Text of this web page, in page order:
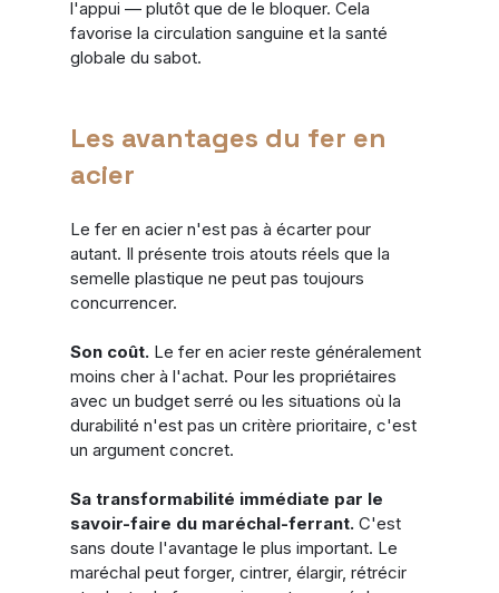
l'appui — plutôt que de le bloquer. Cela
favorise la circulation sanguine et la santé
globale du sabot.
Les avantages du fer en
acier
Le fer en acier n'est pas à écarter pour
autant. Il présente trois atouts réels que la
semelle plastique ne peut pas toujours
concurrencer.
Son coût. Le fer en acier reste généralement
moins cher à l'achat. Pour les propriétaires
avec un budget serré ou les situations où la
durabilité n'est pas un critère prioritaire, c'est
un argument concret.
Sa transformabilité immédiate par le
savoir-faire du maréchal-ferrant. C'est
sans doute l'avantage le plus important. Le
maréchal peut forger, cintrer, élargir, rétrécir